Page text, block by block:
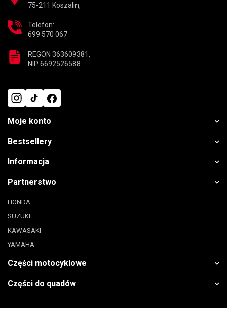
75-211 Koszalin,
Telefon:
699 570 067
REGON 363609381,
NIP 6692526588
Moje konto
Bestsellery
Informacja
Partnerstwo
HONDA
SUZUKI
KAWASAKI
YAMAHA
Części motocyklowe
Części do quadów